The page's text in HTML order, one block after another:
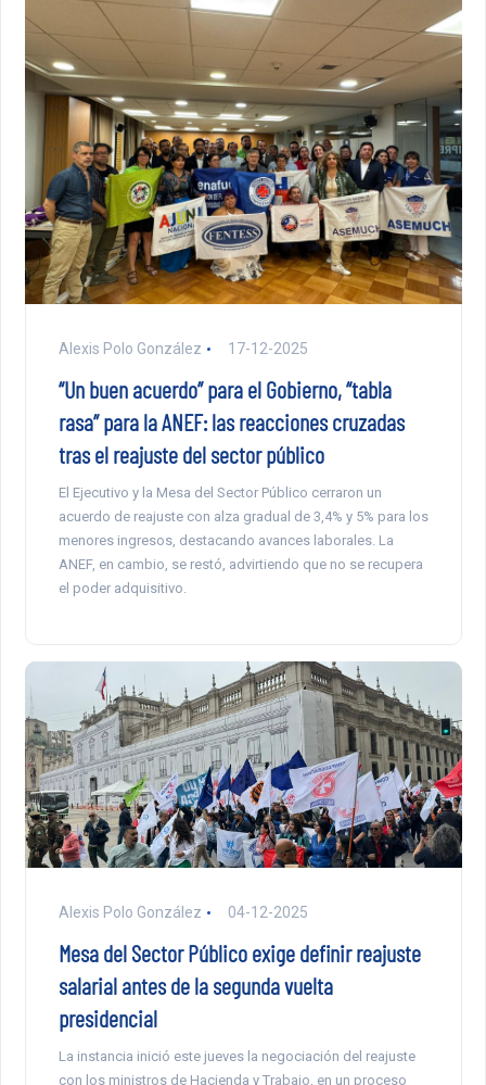
Alexis Polo González 17-12-2025
“Un buen acuerdo” para el Gobierno, “tabla
rasa” para la ANEF: las reacciones cruzadas
tras el reajuste del sector público
El Ejecutivo y la Mesa del Sector Público cerraron un
acuerdo de reajuste con alza gradual de 3,4% y 5% para los
menores ingresos, destacando avances laborales. La
ANEF, en cambio, se restó, advirtiendo que no se recupera
el poder adquisitivo.
Alexis Polo González 04-12-2025
Mesa del Sector Público exige definir reajuste
salarial antes de la segunda vuelta
presidencial
La instancia inició este jueves la negociación del reajuste
con los ministros de Hacienda y Trabajo, en un proceso